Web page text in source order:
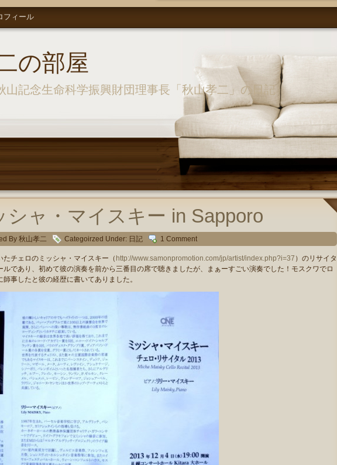
の部屋
山記念生命科学振興財団理事長「秋山孝二」の日記
フィール
シャ・マイスキー in Sapporo
By 秋山孝二 Categoirzed Under: 日記 1 Comment
チェロのミッシャ・マイスキー（ http://www.samonpromotion.com/jp/artist/index.php?i=37 ）のリサイタ
ルであり、初めて彼の演奏を前から三番目の席で聴きましたが、まぁーすごい演奏でした！モスクワでロ
事したと彼の経歴に書いてありました。